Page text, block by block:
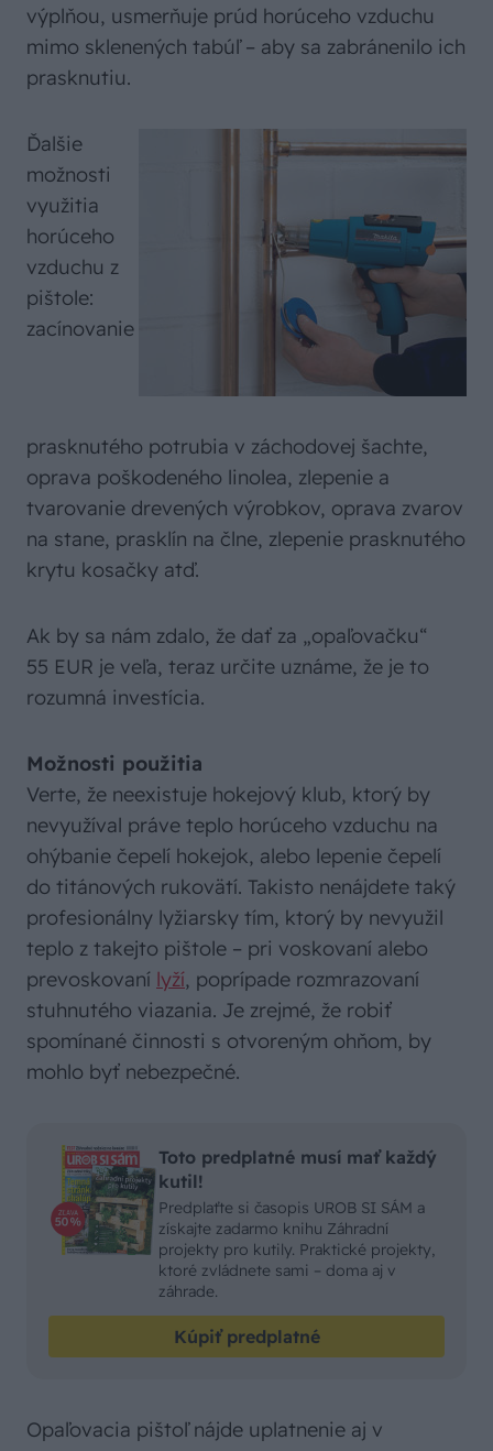
výplňou, usmerňuje prúd horúceho vzduchu
mimo sklenených tabúľ – aby sa zabránenilo ich
prasknutiu.
Ďalšie
možnosti
využitia
horúceho
vzduchu z
pištole:
zacínovanie
prasknutého potrubia v záchodovej šachte,
oprava poškodeného linolea, zlepenie a
tvarovanie drevených výrobkov, oprava zvarov
na stane, prasklín na člne, zlepenie prasknutého
krytu kosačky atď.
Ak by sa nám zdalo, že dať za „opaľovačku“
55 EUR je veľa, teraz určite uznáme, že je to
rozumná investícia.
Možnosti použitia
Verte, že neexistuje hokejový klub, ktorý by
nevyužíval práve teplo horúceho vzduchu na
ohýbanie čepelí hokejok, alebo lepenie čepelí
do titánových rukovätí. Takisto nenájdete taký
profesionálny lyžiarsky tím, ktorý by nevyužil
teplo z takejto pištole – pri voskovaní alebo
prevoskovaní lyží, poprípade rozmrazovaní
stuhnutého viazania. Je zrejmé, že robiť
spomínané činnosti s otvoreným ohňom, by
mohlo byť nebezpečné.
Toto predplatné musí mať každý
kutil!
Predplaťte si časopis UROB SI SÁM a
získajte zadarmo knihu Záhradní
projekty pro kutily. Praktické projekty,
ktoré zvládnete sami – doma aj v
záhrade.
Kúpiť predplatné
Opaľovacia pištoľ nájde uplatnenie aj v